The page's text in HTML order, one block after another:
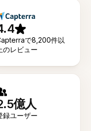
で8,200件以
のレビュー
億人
録ユーザー